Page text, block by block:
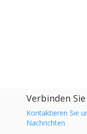
Verbinden
Kontaktieren Sie
Nachrichten